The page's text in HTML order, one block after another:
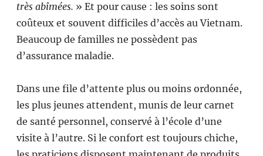
très abîmées. » Et pour cause : les soins sont
coûteux et souvent difficiles d’accès au Vietnam.
Beaucoup de familles ne possèdent pas
d’assurance maladie.
Dans une file d’attente plus ou moins ordonnée,
les plus jeunes attendent, munis de leur carnet
de santé personnel, conservé à l’école d’une
visite à l’autre. Si le confort est toujours chiche,